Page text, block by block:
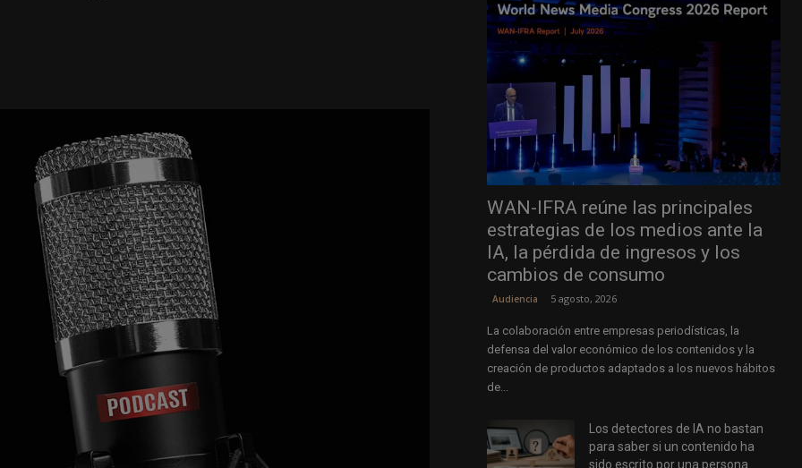
WAN-IFRA reúne las principales
estrategias de los medios ante la
IA, la pérdida de ingresos y los
cambios de consumo
Audiencia 5 agosto, 2026
La colaboración entre empresas periodísticas, la
defensa del valor económico de los contenidos y la
creación de productos adaptados a los nuevos hábitos
de...
Los detectores de IA no bastan
para saber si un contenido ha
sido escrito por una persona